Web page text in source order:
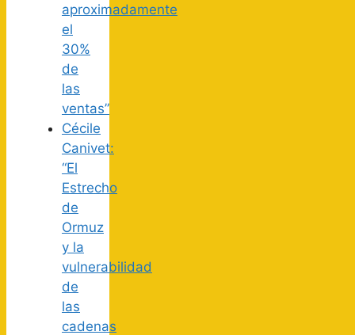
aproximadamente
el
30%
de
las
ventas”
Cécile
Canivet:
“El
Estrecho
de
Ormuz
y la
vulnerabilidad
de
las
cadenas